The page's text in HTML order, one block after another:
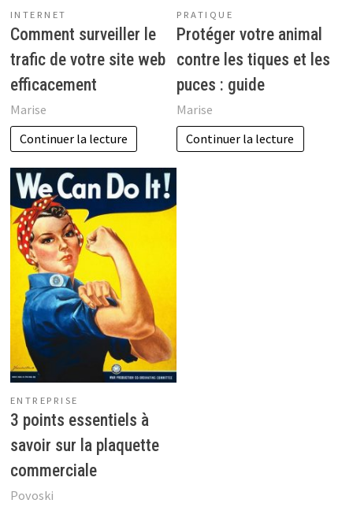
INTERNET
Comment surveiller le
trafic de votre site web
efficacement
Marise
Continuer la lecture
PRATIQUE
Protéger votre animal
contre les tiques et les
puces : guide
Marise
Continuer la lecture
ENTREPRISE
3 points essentiels à
savoir sur la plaquette
commerciale
Povoski